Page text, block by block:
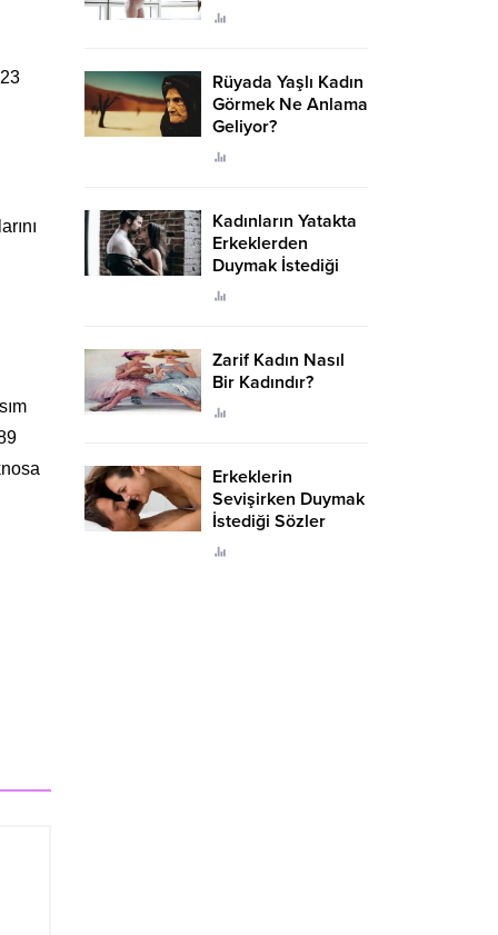
Rüyada Yaşlı Kadın
Görmek Ne Anlama
Geliyor?
Kadınların Yatakta
Erkeklerden
Duymak İstediği
Sözler
Zarif Kadın Nasıl
Bir Kadındır?
Erkeklerin
Sevişirken Duymak
İstediği Sözler
Neler?